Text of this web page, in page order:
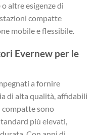
altre esigenze di
compatte
mobile e flessibile.
Evernew per le
a fornire
di alta qualità, affidabili
sono
più elevati,